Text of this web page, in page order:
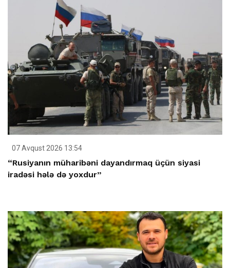
07 Avqust 2026 13:54
“Rusiyanın müharibəni dayandırmaq üçün siyasi
iradəsi hələ də yoxdur”